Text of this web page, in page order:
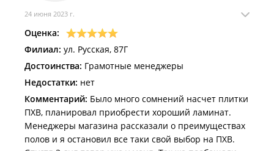
плинтусы которых у нас нет! Начали делать перенос
со склада а на складе 0 штук
Приезжайте оформим возврат
Онлайн никак
Приезжаем - из за оплаты по Кьюар коду нельзя
приложить карту для возврата - только заявление
Сидела писала заявление на возврат на имя их ген
директора
24 июня 2023 г.
Оценка:
Филиал: ул. Русская, 87Г
Достоинства: Грамотные менеджеры
Недостатки: нет
Комментарий: Было много сомнений насчет плитки
ПХВ, планировал приобрести хороший ламинат.
Менеджеры магазина рассказали о преимуществах
полов и я остановил все таки свой выбор на ПХВ.